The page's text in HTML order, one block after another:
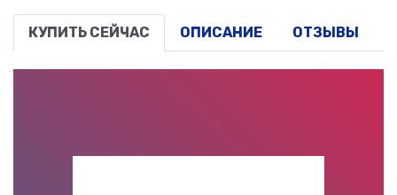
КУПИТЬ СЕЙЧАС ОПИСАНИЕ ОТЗЫВЫ